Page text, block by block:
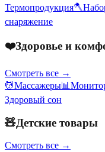
Термопродукция🪓
снаряжение
❤️Здоровье и
Смотреть все →
💆Массажеры📊
Здоровый сон
🧸Детские товары
Смотреть все →